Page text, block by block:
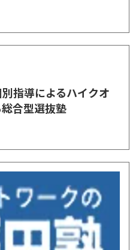
指導によるハイクオ
合型選抜塾